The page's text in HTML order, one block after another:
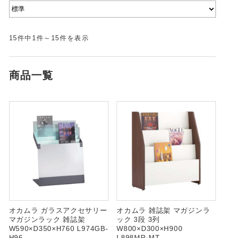
15件中1件～15件を表示
商品一覧
オカムラ ガラスアクセサリー
マガジンラック 雑誌架
W590×D350×H760 L974GB-
オカムラ 雑誌架 マガジンラ
ック 3段 3列
W800×D300×H900